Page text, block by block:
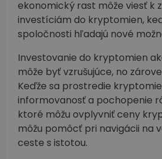
ekonomický rast môže viesť k
investíciám do kryptomien,
spoločnosti hľadajú nové
Investovanie do kryptomien
môže byť vzrušujúce, no
Keďže sa prostredie
informovanosť a pochopenie
ktoré môžu ovplyvniť ceny
môžu pomôcť pri navigácii na
ceste s istotou.